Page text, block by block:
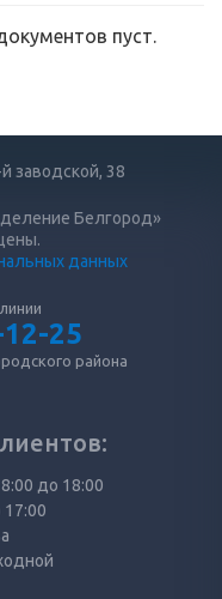
пуст.
заводской, 38
Белгород»
данных
25
района
до 18:00
17:00